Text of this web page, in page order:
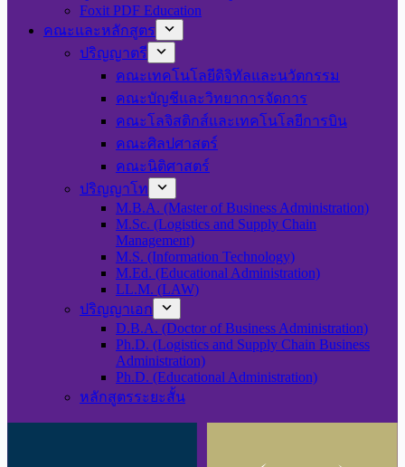
Foxit PDF Education
คณะและหลักสูตร
ปริญญาตรี
คณะเทคโนโลยีดิจิทัลและนวัตกรรม
คณะบัญชีและวิทยาการจัดการ
คณะโลจิสติกส์และเทคโนโลยีการบิน
คณะศิลปศาสตร์
คณะนิติศาสตร์
ปริญญาโท
M.B.A. (Master of Business Administration)
M.Sc. (Logistics and Supply Chain
Management)
M.S. (Information Technology)
M.Ed. (Educational Administration)
LL.M. (LAW)
ปริญญาเอก
D.B.A. (Doctor of Business Administration)
Ph.D. (Logistics and Supply Chain Business
Administration)
Ph.D. (Educational Administration)
หลักสูตรระยะสั้น